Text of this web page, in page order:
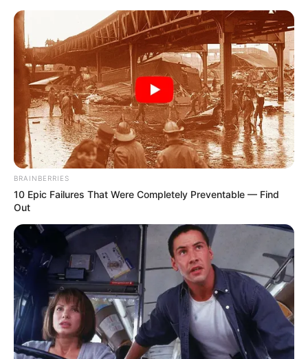
Перейти
вмісту
Groza-news.info
Громада Закарпаття
Категорія:Події
BRAINBERRIES
10 Epic Failures That Were Completely Preventable — Find
Out